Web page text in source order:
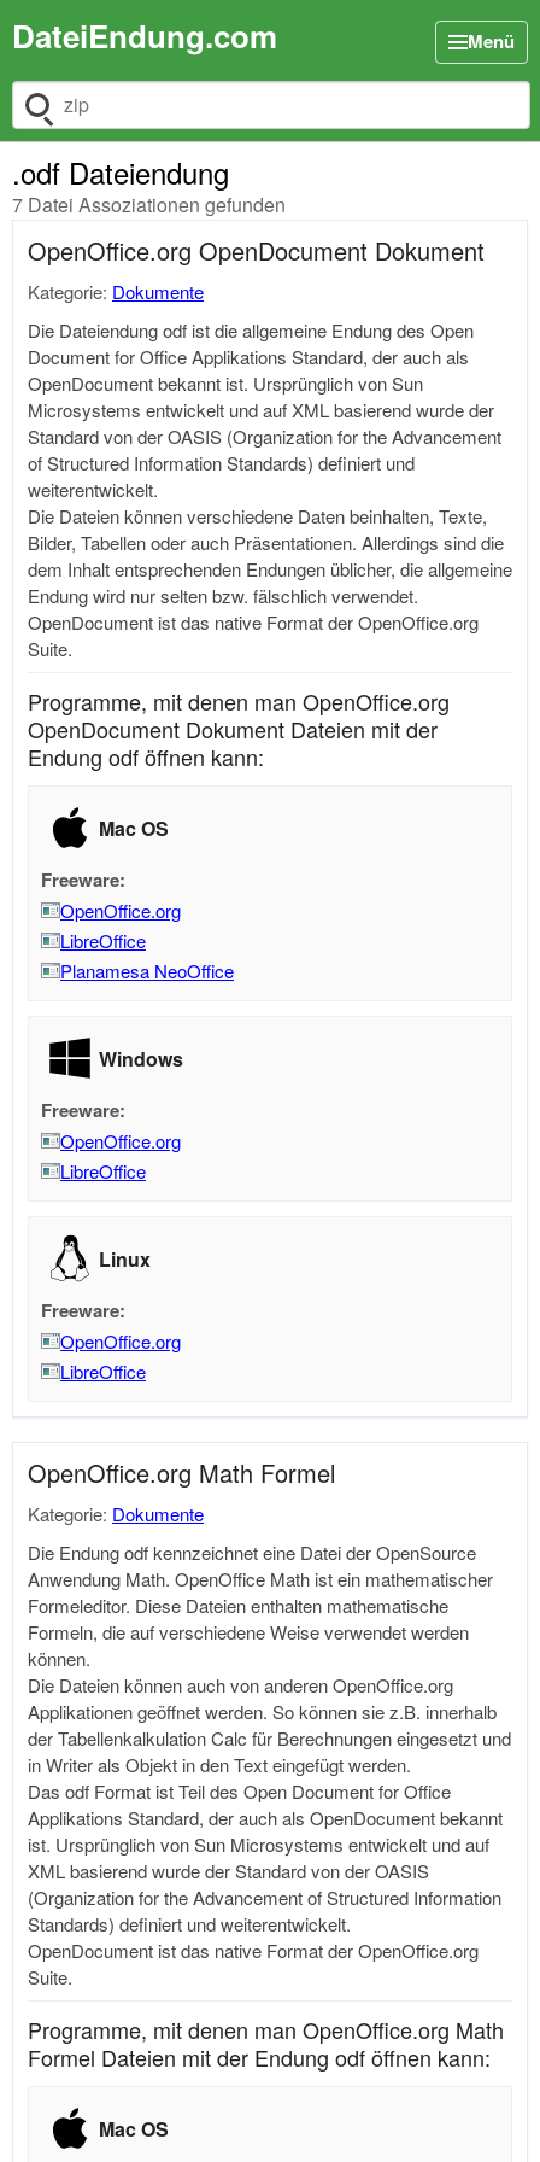
DateiEndung.com Menü
Dateiendung suchen
.odf Dateiendung
7 Datei Assoziationen gefunden
OpenOffice.org OpenDocument Dokument
Kategorie: Dokumente
Die Dateiendung odf ist die allgemeine Endung des Open
Document for Office Applikations Standard, der auch als
OpenDocument bekannt ist. Ursprünglich von Sun
Microsystems entwickelt und auf XML basierend wurde der
Standard von der OASIS (Organization for the Advancement
of Structured Information Standards) definiert und
weiterentwickelt.
Die Dateien können verschiedene Daten beinhalten, Texte,
Bilder, Tabellen oder auch Präsentationen. Allerdings sind die
dem Inhalt entsprechenden Endungen üblicher, die allgemeine
Endung wird nur selten bzw. fälschlich verwendet.
OpenDocument ist das native Format derOpenOffice.org
Suite.
Programme, mit denen man OpenOffice.org
OpenDocument Dokument Dateien mit der
Endung odf öffnen kann:
Mac OS
Freeware:
OpenOffice.org
LibreOffice
Planamesa NeoOffice
Windows
Freeware:
OpenOffice.org
LibreOffice
Linux
Freeware:
OpenOffice.org
LibreOffice
OpenOffice.org Math Formel
Kategorie: Dokumente
Die Endung odf kennzeichnet eine Datei der OpenSource
Anwendung Math. OpenOffice Math ist ein mathematischer
Formeleditor. Diese Dateien enthalten mathematische
Formeln, die auf verschiedene Weise verwendet werden
können.
Die Dateien können auch von anderenOpenOffice.org
Applikationen geöffnet werden. So können sie z.B. innerhalb
der Tabellenkalkulation Calc für Berechnungen eingesetzt und
in Writer als Objekt in den Text eingefügt werden.
Das odf Format ist Teil des Open Document for Office
Applikations Standard, der auch als OpenDocument bekannt
ist. Ursprünglich von Sun Microsystems entwickelt und auf
XML basierend wurde der Standard von der OASIS
(Organization for the Advancement of Structured Information
Standards) definiert und weiterentwickelt.
OpenDocument ist das native Format derOpenOffice.org
Suite.
Programme, mit denen man OpenOffice.org Math
Formel Dateien mit der Endung odf öffnen kann:
Mac OS